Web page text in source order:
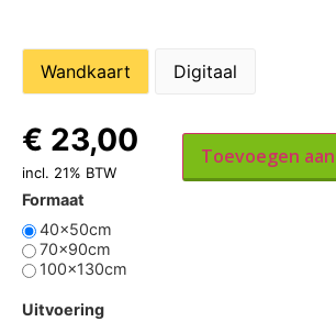
Wandkaart Digitaal
Formaat
40x50cm
70x90cm
100x130cm
Uitvoering
€ 23,00
incl. 21% BTW
Toevoegen